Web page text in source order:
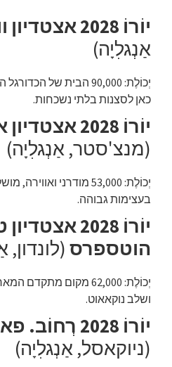
יוֹרוֹ 2028 אצטדיון וומבלי
אַנְגלִיָה)
יְכוֹלֶת: 90,000 הבית של
כאן לסצנות בלתי נשכחות.
יוֹרוֹ 2028 אצטדיון אתיחאד
(מנצ'סטר, אַנְגלִיָה)
יְכוֹלֶת: 53,000 מודרני
בעצימות גבוהה.
יוֹרוֹ 2028
הוטספרס (לונדון,
יְכוֹלֶת: 62,000 מקום
ושלב נוקאאוט.
יוֹרוֹ 2028 רְחוֹב. פארק ג'יימס
(ניוקאסל, אַנְגלִיָה)